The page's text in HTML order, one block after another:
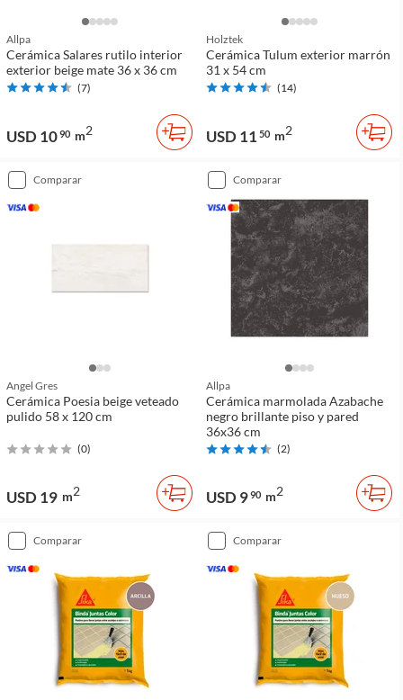
Allpa
Cerámica Salares rutilo interior
exterior beige mate 36 x 36 cm
(7)
USD 1090 m2
Holztek
Cerámica Tulum exterior marrón
31 x 54 cm
(14)
USD 11 50 m2
comparar
Angel Gres
Cerámica Poesia beige veteado
pulido 58 x 120 cm
(0)
USD 19 m2
comparar
Allpa
Cerámica marmolada Azabache
negro brillante piso y pared
36x36 cm
(2)
USD 990 m2
comparar comparar